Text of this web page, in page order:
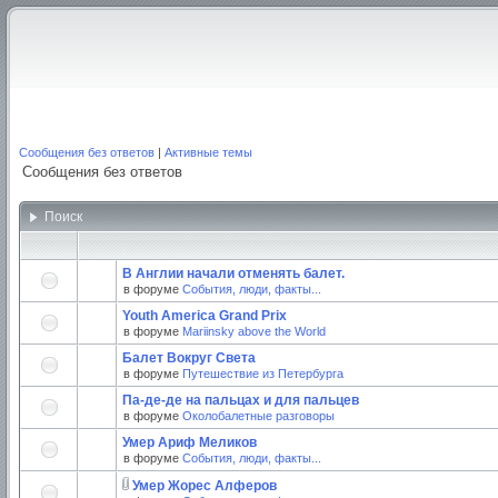
Сообщения без ответов | Активные темы
Сообщения без ответов
Поиск
В Англии начали отменять балет.
в форуме События, люди, факты...
Youth America Grand Prix
в форуме Mariinsky above the World
Балет Вокруг Света
в форуме Путешествие из Петербурга
Па-де-де на пальцах и для пальцев
в форуме Околобалетные разговоры
Умер Ариф Меликов
в форуме События, люди, факты...
Умер Жорес Алферов